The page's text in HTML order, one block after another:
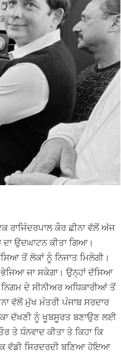
ਰਾਜਿੰਦਰਪਾਲ ਕੌਰ ਛੀਨਾ ਵੱਲੋਂ ਅੱਜ
ਉਦਘਾਟਨ ਕੀਤਾ ਗਿਆ।
ਤੋਂ ਲੋਕਾਂ ਨੂੰ ਨਿਜਾਤ ਮਿਲੇਗੀ।
ਜਾ ਸਕੇਗਾ। ਉਨ੍ਹਾਂ ਦੱਸਿਆ
ਦੇ ਸੀਨੀਅਰ ਅਧਿਕਾਰੀਆਂ ਤੋਂ
ਵੱਲੋਂ ਮੁੱਖ ਮੰਤਰੀ ਪੰਜਾਬ ਸਰਦਾਰ
ਦੱਖਣੀ ਨੂੰ ਖੂਬਸੂਰਤ ਬਣਾਉਣ ਲਈ
ਤੇ ਧੰਨਵਾਦ ਕੀਤਾ ਤੇ ਕਿਹਾ ਕਿ
ਵੱਡੀ ਸਿਰਦਰਦੀ ਬਣਿਆ ਹੋਇਆ